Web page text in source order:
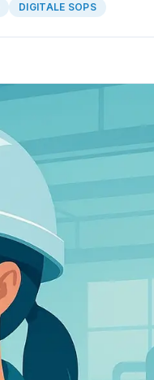
DIGITALE SOPS